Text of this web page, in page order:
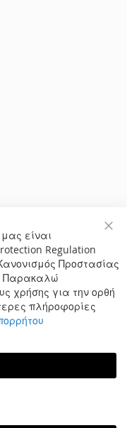
είναι
Regulation
Προστασίας
Παρακαλώ
χρήσης για την ορθή
πλήροφορίες